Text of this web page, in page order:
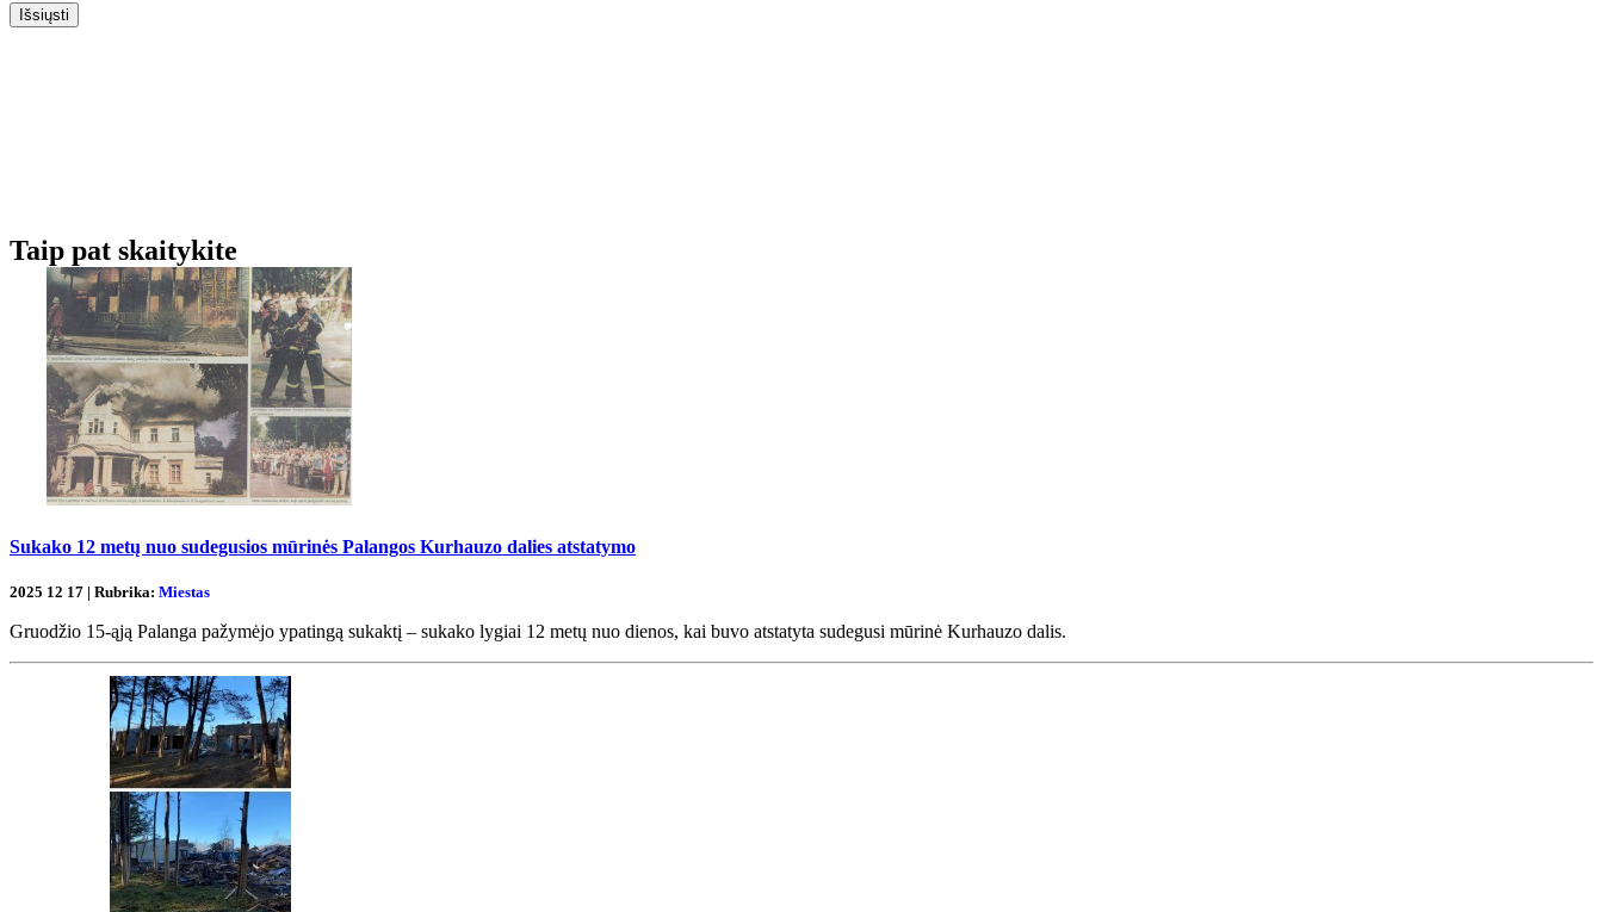
Išsiųsti
Taip pat skaitykite
Sukako 12 metų nuo sudegusios mūrinės Palangos Kurhauzo dalies atstatymo
2025 12 17 | Rubrika: Miestas
Gruodžio 15-ąją Palanga pažymėjo ypatingą sukaktį – sukako lygiai 12 metų nuo dienos, kai buvo atstatyta sudegusi mūrinė Kurhauzo dalis.